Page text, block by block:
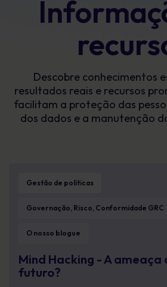
Descobre conhecimentos
resultados reais e recursos
facilitam a proteção das
dos dados e a manutenção
Gestão de políticas
Governação, Risco, Conformidade GRC
O nosso blogue
Mind Hacking - A
futuro?